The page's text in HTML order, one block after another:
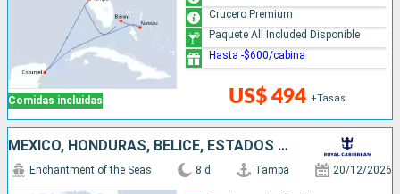
Comidas incluidas US$ 494 +Tasas
Crucero Premium
Paquete All Included Disponible
Hasta -$600/cabina
MÉXICO, HONDURAS, BELICE, ESTADOS UNIDOS
Enchantment of the Seas 8 d Tampa 20/12/2026